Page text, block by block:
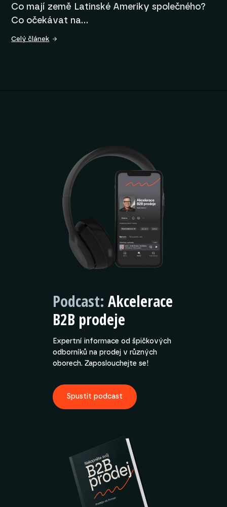
Co mají země Latinské Ameriky společného?
Co očekávat na…
Celý článek
Podcast: Akcelerace
B2B prodeje
Expertní informace od špičkových
odborníků na prodej v různých
oborech. Zaposlouchejte se!
Spustit podcast